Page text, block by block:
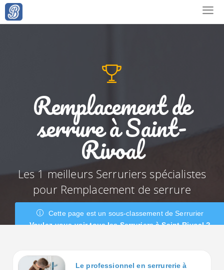
Remplacement de
serrure à Saint-
Rivoal
Les 1 meilleurs Serruriers spécialistes
pour Remplacement de serrure
Cette page est un sous-classement de Serrurier
Voulez-vous voir tous les Serruriers à Saint-Rivoal ?
Le professionnel en serrurerie à